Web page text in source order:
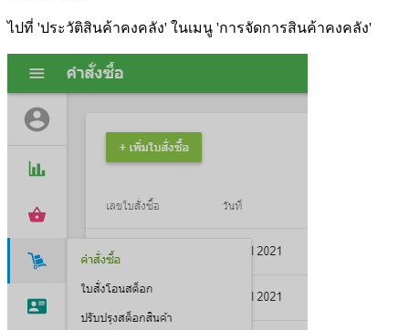
ไปที่ 'ประวัติสินค้าคงคลัง' ในเมนู 'การจัดการสินค้าคงคลัง'